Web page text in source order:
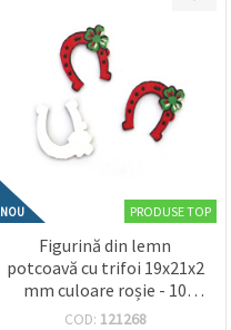
NOU PRODUSE TOP
Figurină din lemn
potcoavă cu trifoi 19x21x2
mm culoare roșie - 10
bucăți
COD: 121268